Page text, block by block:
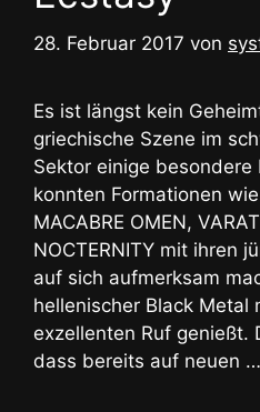
28. Februar 2017 von
Es ist längst kein
griechische Szene im
Sektor einige
konnten Formationen wie
MACABRE OMEN,
NOCTERNITY mit ihren
auf sich aufmerksam
hellenischer Black Metal
exzellenten Ruf genießt.
dass bereits auf neuen …